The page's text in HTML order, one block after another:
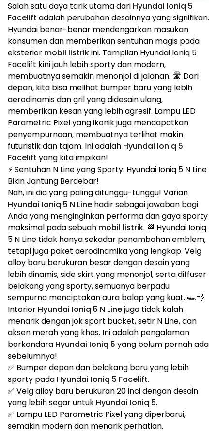
Salah satu daya tarik utama dari Hyundai Ioniq 5
Facelift adalah perubahan desainnya yang signifikan.
Hyundai benar-benar mendengarkan masukan
konsumen dan memberikan sentuhan magis pada
eksterior mobil listrikini. Tampilan Hyundai Ioniq 5
Facelift kini jauh lebih sporty dan modern,
membuatnya semakin menonjol di jalanan. 🛣️ Dari
depan, kita bisa melihat bumper baru yang lebih
aerodinamis dan gril yang didesain ulang,
memberikan kesan yang lebih agresif. Lampu LED
Parametric Pixel yang ikonik juga mendapatkan
penyempurnaan, membuatnya terlihat makin
futuristik dan tajam. Ini adalah Hyundai Ioniq 5
Facelift yang kita impikan!
⚡ Sentuhan N Line yang Sporty: Hyundai Ioniq 5 N Line
Bikin Jantung Berdebar!
Nah, ini dia yang paling ditunggu-tunggu! Varian
Hyundai Ioniq 5 N Line hadir sebagai jawaban bagi
Anda yang menginginkan performa dan gaya sporty
maksimal pada sebuah mobil listrik. 🏁 Hyundai Ioniq
5 N Line tidak hanya sekadar penambahan emblem,
tetapi juga paket aerodinamika yang lengkap. Velg
alloy baru berukuran besar dengan desain yang
lebih dinamis, side skirt yang menonjol, serta diffuser
belakang yang sporty, semuanya berpadu
sempurna menciptakan aura balap yang kuat. 🏎️💨
Interior Hyundai Ioniq 5 N Linejuga tidak kalah
menarik dengan jok sport bucket, setir N Line, dan
aksen merah yang khas. Ini adalah pengalaman
berkendara Hyundai Ioniq 5 yang belum pernah ada
sebelumnya!
✅ Bumper depan dan belakang baru yang lebih
sporty pada Hyundai Ioniq 5 Facelift.
✅ Velg alloy baru berukuran 20 inci dengan desain
yang lebih segar untuk Hyundai Ioniq 5.
✅ Lampu LED Parametric Pixel yang diperbarui,
semakin modern dan menarik perhatian.